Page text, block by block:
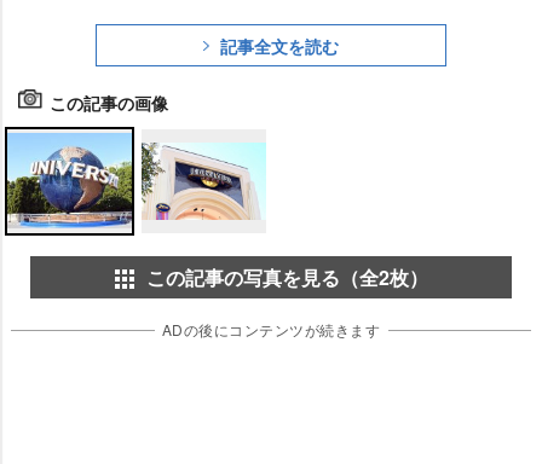
記事全文を読む
この記事の画像
この記事の写真を見る（全2枚）
ADの後にコンテンツが続きます